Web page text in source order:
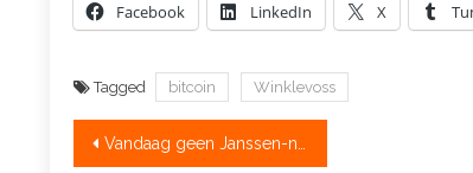
Facebook LinkedIn X
Tagged bitcoin Winklevoss
Bericht
Vandaag geen Janssen-nieuws, wel een gedoneerde topfoto